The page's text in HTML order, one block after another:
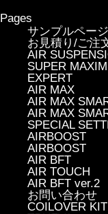
Pages
サンプルページ
お見積り/ご注
AIR
SUPER
EXPERT
AIR MAX
AIR MAX
AIR MAX
SPECIAL
AIRBOOST
AIRBOOST
AIR BFT
AIR TOUCH
AIR BFT ver.2
お問い合わせ
COILOVER KIT